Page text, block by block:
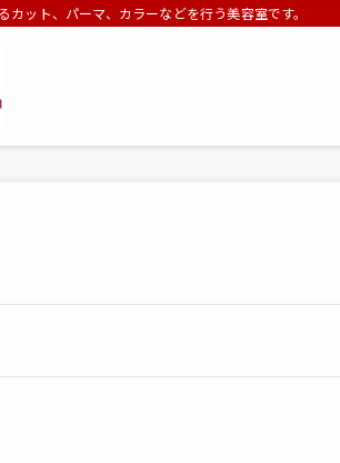
ット、パーマ、カラーなどを行う美容室です。